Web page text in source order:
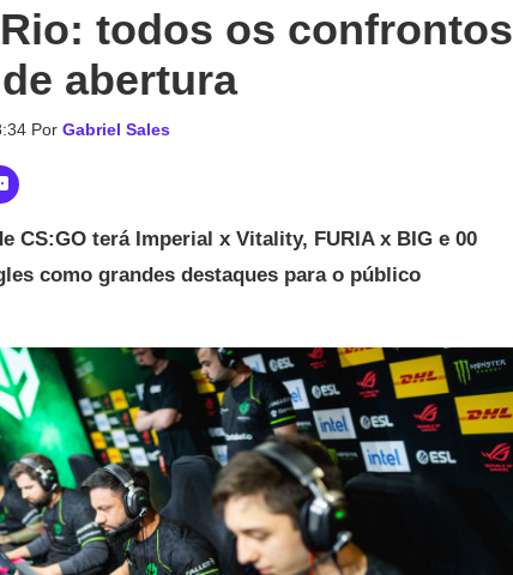
todos os confrontos
abertura
Por Gabriel Sales
CS:GO terá Imperial x Vitality, FURIA x BIG e 00
como grandes destaques para o público